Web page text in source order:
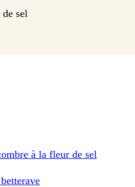
sel
à la fleur de sel